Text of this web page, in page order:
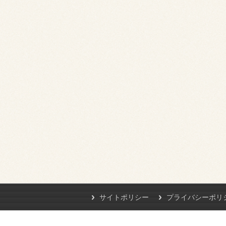
サイトポリシー プライバシーポリ